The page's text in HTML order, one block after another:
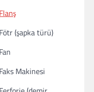
Flanş
(şapka türü)
Makinesi